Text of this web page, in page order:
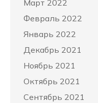
Март 2022
Февраль 2022
Январь 2022
Декабрь 2021
Ноябрь 2021
Октябрь 2021
Сентябрь 2021